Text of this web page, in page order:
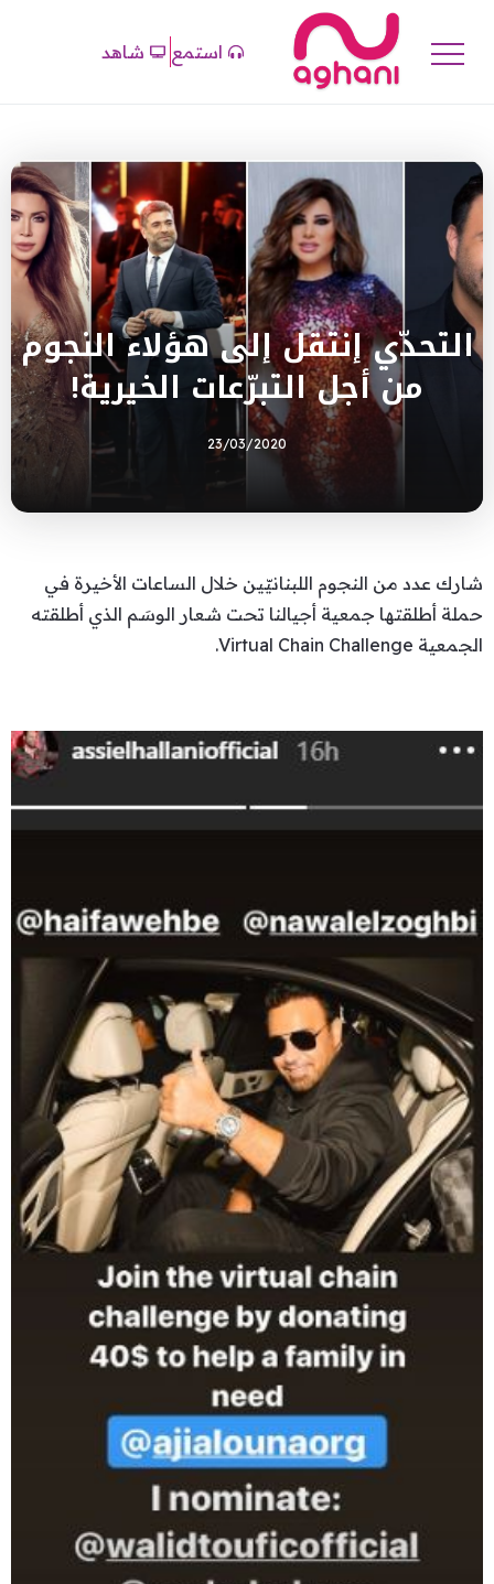
استمع شاهد
التحدّي إنتقل إلى هؤلاء النجوم
من أجل التبرّعات الخيرية!
23/03/2020
شارك عدد من النجوم اللبنانيّين خلال الساعات الأخيرة في
حملة أطلقتها جمعية أجيالنا تحت شعار الوسَم الذي أطلقته
الجمعية Virtual Chain Challenge.